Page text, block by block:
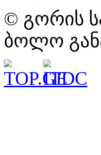
© გორის
ბოლო